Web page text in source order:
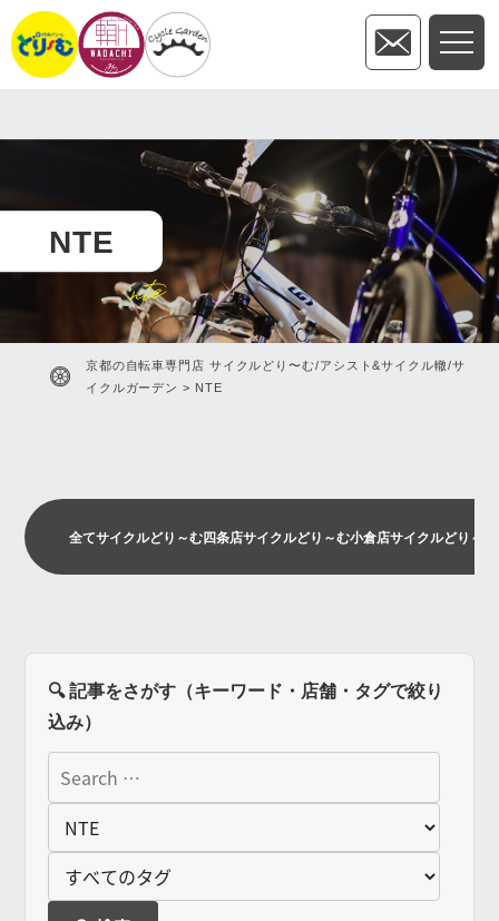
NTE
nte
京都の自転車専門店 サイクルどり〜む/アシスト&サイクル轍/サ
イクルガーデン > NTE
全てサイクルどり～む四条店サイクルどり～む小倉店サイクルどり～